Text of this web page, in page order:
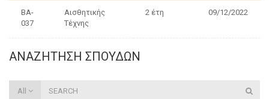
BA-
037
Αισθητικής
Τέχνης
2 έτη 09/12/2022
ΑΝΑΖΉΤΗΣΗ ΣΠΟΥΔΏΝ
All